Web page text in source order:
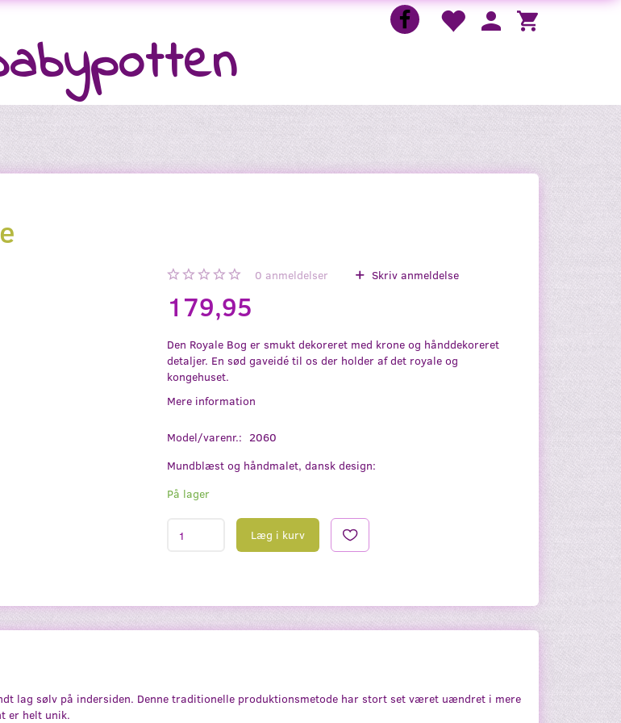
0 anmeldelser Skriv anmeldelse
179,95
Den Royale Bog er smukt dekoreret med krone og hånddekoreret
detaljer. En sød gaveidé til os der holder af det royale og
kongehuset.
Mere information
Model/varenr.: 2060
Mundblæst og håndmalet, dansk design:
På lager
Læg i kurv
lag sølv på indersiden. Denne traditionelle produktionsmetode har stort set været uændret i mere
er helt unik.